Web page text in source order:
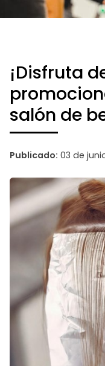
¡Disfruta
salón de
Publicado: 03 de